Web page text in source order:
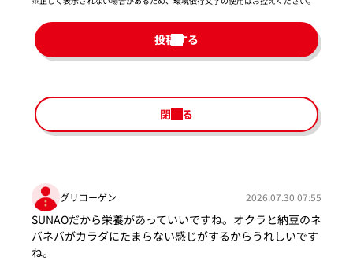
投稿する
閉じる
グリコーゲン 2026.07.30 07:55
SUNAOだから栄養があっていいですね。オクラと納豆のネ
バネバがカラダにたまらない感じがするからうれしいです
ね。